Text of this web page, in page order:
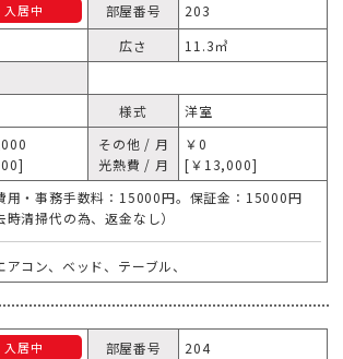
入居中 部屋番号
203
広さ
11.3㎥
様式
洋室
その他 / 月
光熱費 / 月
￥0
[￥13,000]
用・事務手数料：15000円。保証金：15000円
時清掃代の為、返金なし）
アコン、ベッド、テーブル、
入居中 部屋番号
204